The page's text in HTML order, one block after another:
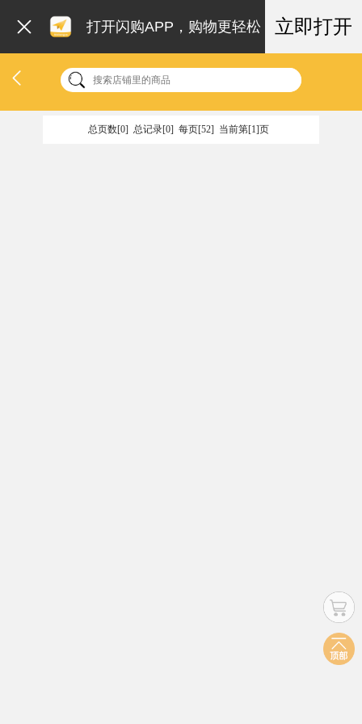
打开闪购APP，购物更轻松 立即打开
总页数[0] 总记录[0] 每页[52] 当前第[1]页